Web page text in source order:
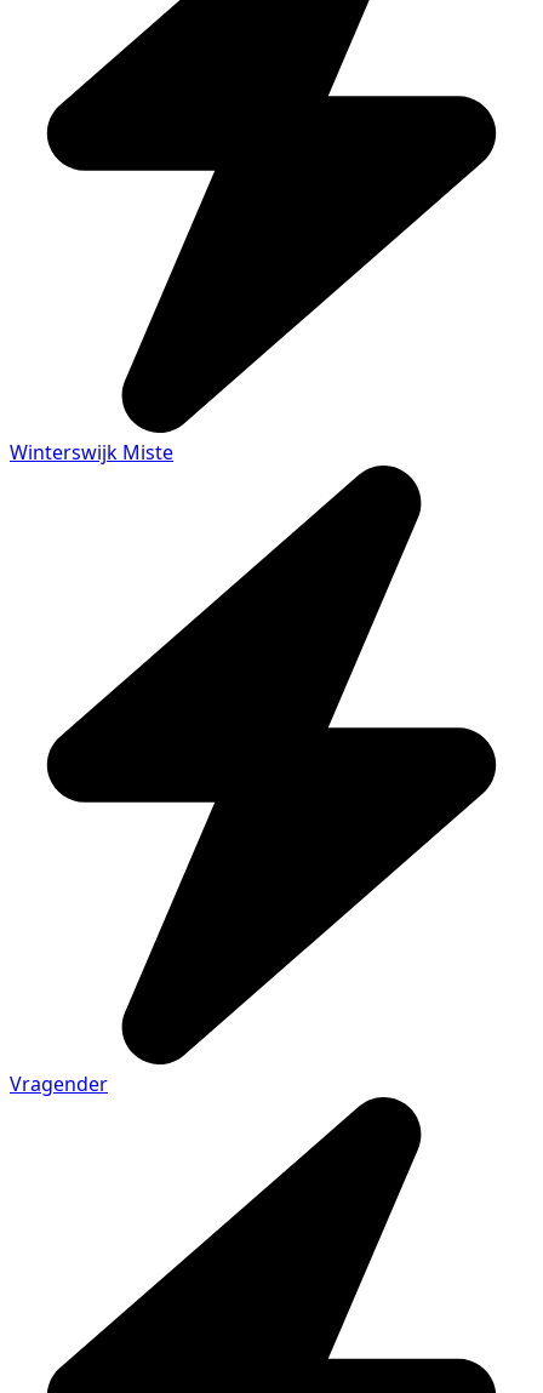
Winterswijk Miste
Vragender